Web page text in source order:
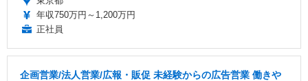
年収750万円～1,200万円
正社員
企画営業/法人営業/広報・販促 未経験からの広告営業 働きや